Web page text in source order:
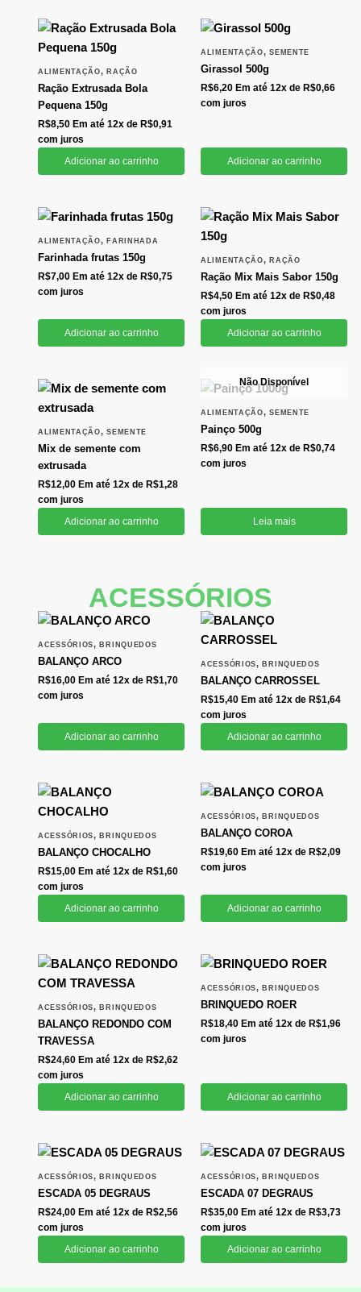
ALIMENTAÇÃO,RAÇÃO
Ração Extrusada Bola
Pequena 150g
R$8,50 Em até 12x de R$0,91
com juros
Adicionar ao carrinho
ALIMENTAÇÃO,SEMENTE
Girassol 500g
R$6,20 Em até 12x de R$0,66
com juros
Adicionar ao carrinho
ALIMENTAÇÃO,FARINHADA
Farinhada frutas 150g
R$7,00 Em até 12x de R$0,75
com juros
Adicionar ao carrinho
ALIMENTAÇÃO,RAÇÃO
Ração Mix Mais Sabor 150g
R$4,50 Em até 12x de R$0,48
com juros
Adicionar ao carrinho
ALIMENTAÇÃO,SEMENTE
Mix de semente com
extrusada
R$12,00 Em até 12x de R$1,28
com juros
Adicionar ao carrinho
Não Disponível
ALIMENTAÇÃO,SEMENTE
Painço 500g
R$6,90 Em até 12x de R$0,74
com juros
Leia mais
ACESSÓRIOS
ACESSÓRIOS,BRINQUEDOS
BALANÇO ARCO
R$16,00 Em até 12x de R$1,70
com juros
Adicionar ao carrinho
ACESSÓRIOS,BRINQUEDOS
BALANÇO CARROSSEL
R$15,40 Em até 12x de R$1,64
com juros
Adicionar ao carrinho
ACESSÓRIOS,BRINQUEDOS
BALANÇO CHOCALHO
R$15,00 Em até 12x de R$1,60
com juros
Adicionar ao carrinho
ACESSÓRIOS,BRINQUEDOS
BALANÇO COROA
R$19,60 Em até 12x de R$2,09
com juros
Adicionar ao carrinho
ACESSÓRIOS,BRINQUEDOS
BALANÇO REDONDO COM
TRAVESSA
R$24,60 Em até 12x de R$2,62
com juros
Adicionar ao carrinho
ACESSÓRIOS,BRINQUEDOS
BRINQUEDO ROER
R$18,40 Em até 12x de R$1,96
com juros
Adicionar ao carrinho
ACESSÓRIOS,BRINQUEDOS
ESCADA 05 DEGRAUS
R$24,00 Em até 12x de R$2,56
com juros
Adicionar ao carrinho
ACESSÓRIOS,BRINQUEDOS
ESCADA 07 DEGRAUS
R$35,00 Em até 12x de R$3,73
com juros
Adicionar ao carrinho